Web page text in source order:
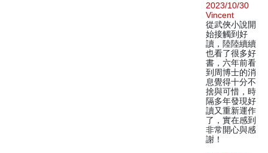
2023/10/30
Vincent
從武俠小說開
始接觸到好
讀，陸陸續續
也看了很多好
書，六年前看
到周博士的消
息覺得十分不
捨與可惜，時
隔多年發現好
讀又重新運作
了，實在感到
非常開心與感
謝！